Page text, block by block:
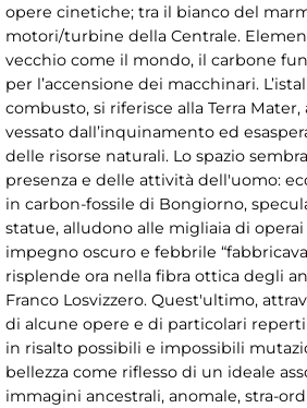
opere cinetiche; tra il bianco del
motori/turbine della Centrale.
vecchio come il mondo, il carbone
per l’accensione dei macchinari.
combusto, si riferisce alla Terra
vessato dall’inquinamento ed
delle risorse naturali. Lo spazio
presenza e delle attività dell'uomo:
in carbon-fossile di Bongiorno,
statue, alludono alle migliaia di
impegno oscuro e febbrile
risplende ora nella fibra ottica degli
Franco Losvizzero. Quest'ultimo,
di alcune opere e di particolari
in risalto possibili e impossibili
bellezza come riflesso di un ideale
immagini ancestrali, anomale, stra-